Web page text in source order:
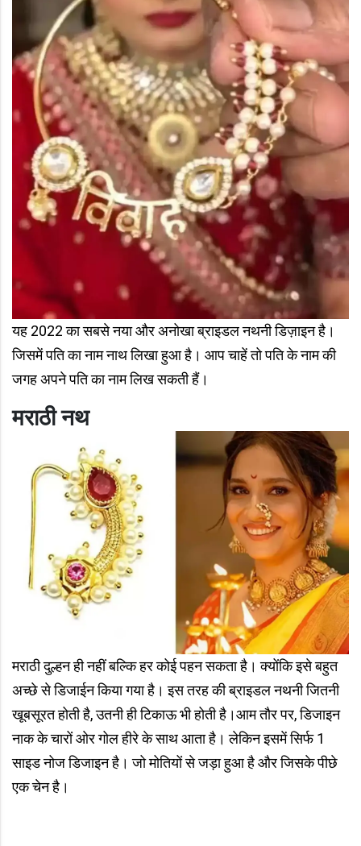
यह 2022 का सबसे नया और अनोखा ब्राइडल नथनी डिज़ाइन है।
जिसमें पति का नाम नाथ लिखा हुआ है। आप चाहें तो पति के नाम की
जगह अपने पति का नाम लिख सकती हैं।
मराठी नथ
मराठी दुल्हन ही नहीं बल्कि हर कोई पहन सकता है। क्योंकि इसे बहुत
अच्छे से डिजाईन किया गया है। इस तरह की ब्राइडल नथनी जितनी
खूबसूरत होती है, उतनी ही टिकाऊ भी होती है।आम तौर पर, डिजाइन
नाक के चारों ओर गोल हीरे के साथ आता है। लेकिन इसमें सिर्फ 1
साइड नोज डिजाइन है। जो मोतियों से जड़ा हुआ है और जिसके पीछे
एक चेन है।